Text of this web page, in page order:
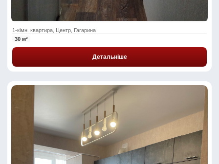
1-кімн. квартира, Центр, Гагарина
30 м²
Детальніше